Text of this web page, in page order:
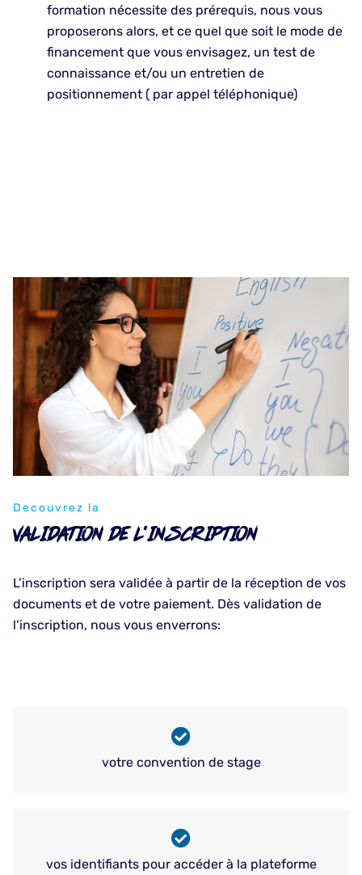
formation nécessite des prérequis, nous vous
proposerons alors, et ce quel que soit le mode de
financement que vous envisagez, un test de
connaissance et/ou un entretien de
positionnement ( par appel téléphonique)
Decouvrez la
VALIDATION DE L’INSCRIPTION
L’inscription sera validée à partir de la réception de vos
documents et de votre paiement. Dès validation de
l’inscription, nous vous enverrons:
votre convention de stage
vos identifiants pour accéder à la plateforme